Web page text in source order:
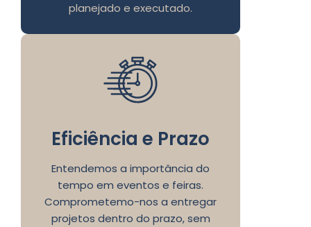
planejado e executado.
Eficiência e Prazo
Entendemos a importância do
tempo em eventos e feiras.
Comprometemo-nos a entregar
projetos dentro do prazo, sem